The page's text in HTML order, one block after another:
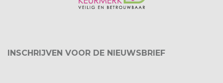
INSCHRIJVEN VOOR DE NIEUWSBRIEF